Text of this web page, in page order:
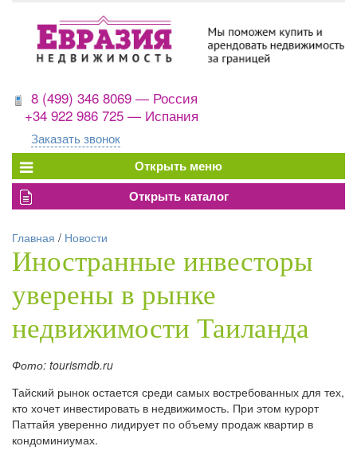
8 (499) 346 8069 — Россия
+34 922 986 725 — Испания
Заказать звонок
Главная / Новости
Иностранные инвесторы
уверены в рынке
недвижимости Таиланда
Фото: tourismdb.ru
Тайский рынок остается среди самых востребованных для тех,
кто хочет инвестировать в недвижимость. При этом курорт
Паттайя уверенно лидирует по объему продаж квартир в
кондоминиумах.